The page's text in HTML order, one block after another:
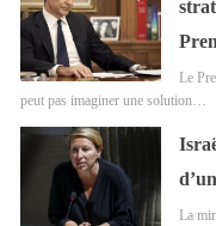
Le
peut pas imaginer une solution…
La